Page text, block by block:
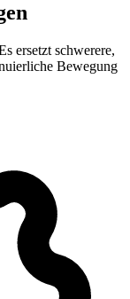
ersetzt schwerere,
Bewegung